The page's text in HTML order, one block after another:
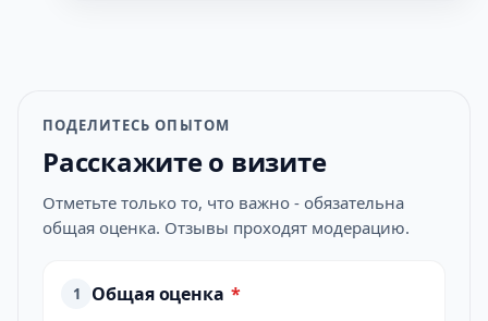
ПОДЕЛИТЕСЬ ОПЫТОМ
Расскажите о визите
Отметьте только то, что важно - обязательна
общая оценка. Отзывы проходят модерацию.
1 Общая оценка *